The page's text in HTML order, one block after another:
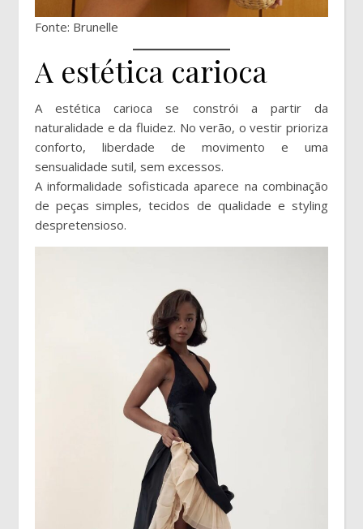
Fonte: Brunelle
A estética carioca
A estética carioca se constrói a partir da
naturalidade e da fluidez. No verão, o vestir prioriza
conforto, liberdade de movimento e uma
sensualidade sutil, sem excessos.
A informalidade sofisticada aparece na combinação
de peças simples, tecidos de qualidade e styling
despretensioso.